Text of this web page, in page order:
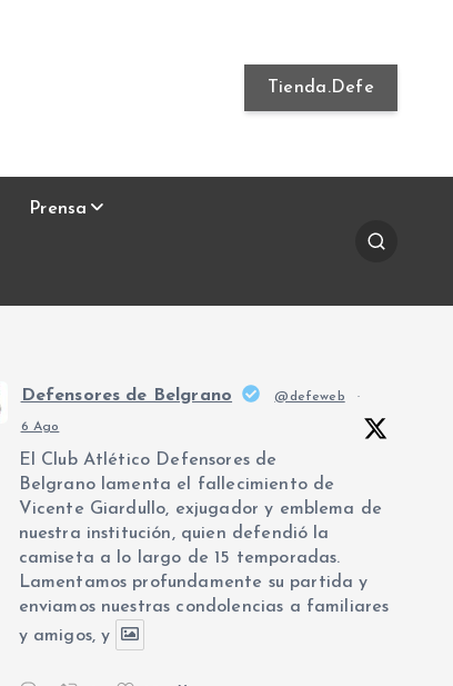
Tienda.Defe
Prensa
Defensores de Belgrano @defeweb ·
6 Ago
El Club Atlético Defensores de
Belgrano lamenta el fallecimiento de
Vicente Giardullo, exjugador y emblema de
nuestra institución, quien defendió la
camiseta a lo largo de 15 temporadas.
Lamentamos profundamente su partida y
enviamos nuestras condolencias a familiares
y amigos, y